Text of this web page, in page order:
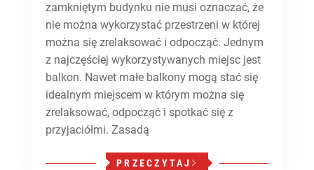
zamkniętym budynku nie musi oznaczać, że
nie można wykorzystać przestrzeni w której
można się zrelaksować i odpocząć. Jednym
z najczęściej wykorzystywanych miejsc jest
balkon. Nawet małe balkony mogą stać się
idealnym miejscem w którym można się
zrelaksować, odpocząć i spotkać się z
przyjaciółmi. Zasadą
PRZECZYTAJ